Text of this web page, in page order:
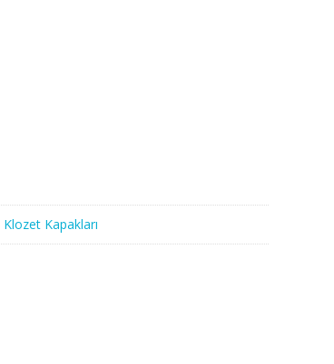
Klozet Kapakları